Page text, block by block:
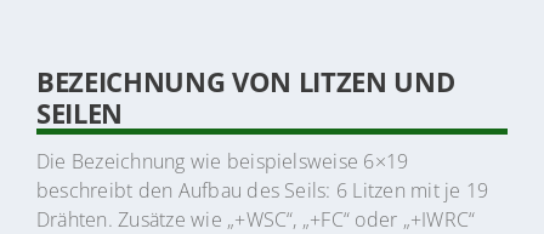
BEZEICHNUNG VON LITZEN UND
SEILEN
Die Bezeichnung wie beispielsweise 6×19
beschreibt den Aufbau des Seils: 6 Litzen mit je 19
Drähten. Zusätze wie „+WSC“, „+FC“ oder „+IWRC“